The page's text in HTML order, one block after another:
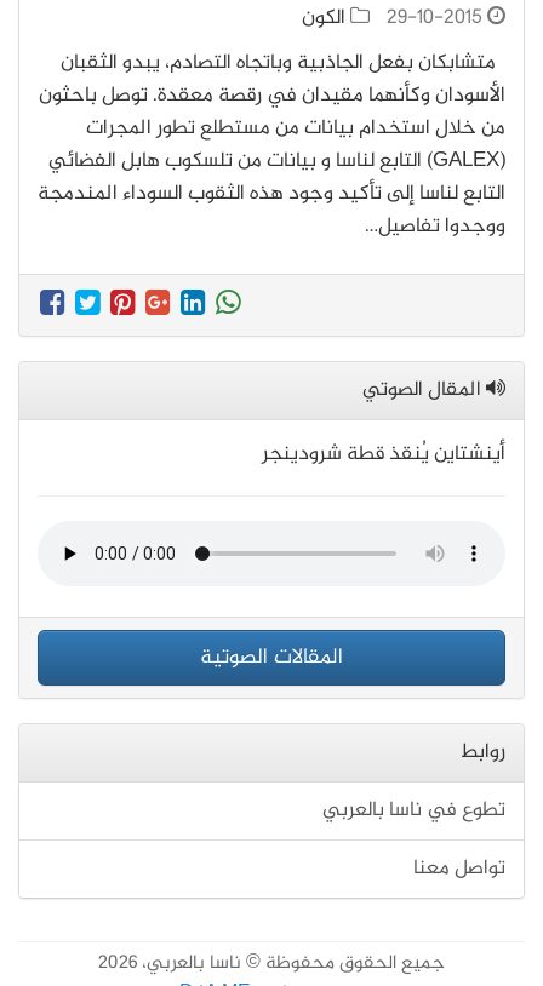
29-10-2015
الكون
متشابكان بفعل الجاذبية وباتجاه التصادم، يبدو الثقبان
الأسودان وكأنهما مقيدان في رقصة معقدة. توصل باحثون
من خلال استخدام بيانات من مستطلع تطور المجرات
(GALEX) التابع لناسا و بيانات من تلسكوب هابل الفضائي
التابع لناسا إلى تأكيد وجود هذه الثقوب السوداء المندمجة
ووجدوا تفاصيل…
المقال الصوتي
أينشتاين يُنقذ قطة شرودينجر
المقالات الصوتية
روابط
تطوع في ناسا بالعربي
تواصل معنا
جميع الحقوق محفوظة © ناسا بالعربي، 2026